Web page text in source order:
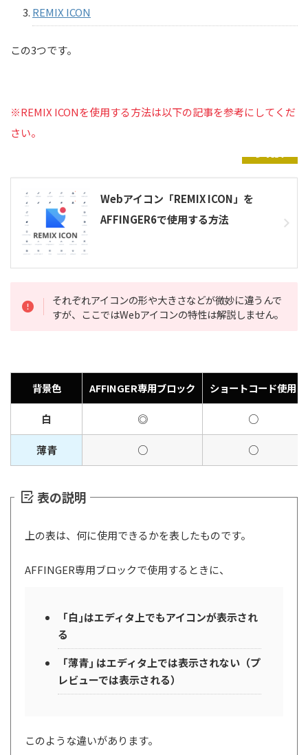
REMIX ICON
この3つです。
※REMIX ICONを使用する方法は以下の記事を参考にしてくだ
さい。
Webアイコン「REMIX ICON」を
AFFINGER6で使用する方法
それぞれアイコンの形や大きさなどが微妙に違うんで
すが、ここではWebアイコンの特性は解説しません。
背景色 AFFINGER専用ブロック ショートコード使用
白 ◎ ○
薄青 ○ ○
表の説明
上の表は、何に使用できるかを表したものです。
AFFINGER専用ブロックで使用するときに、
「白｣はエディタ上でもアイコンが表示され
る
「薄青｣ はエディタ上では表示されない（プ
レビューでは表示される）
このような違いがあります。